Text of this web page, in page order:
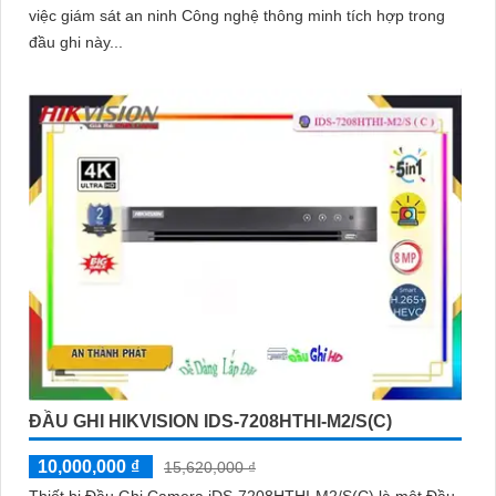
việc giám sát an ninh Công nghệ thông minh tích hợp trong
đầu ghi này...
ĐẦU GHI HIKVISION IDS-7208HTHI-M2/S(C)
10,000,000 ₫
15,620,000 ₫